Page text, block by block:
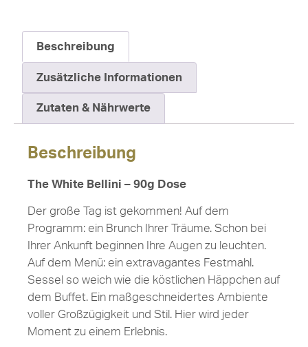
Beschreibung
Zusätzliche Informationen
Zutaten & Nährwerte
Beschreibung
The White Bellini – 90g Dose
Der große Tag ist gekommen! Auf dem
Programm: ein Brunch Ihrer Träume. Schon bei
Ihrer Ankunft beginnen Ihre Augen zu leuchten.
Auf dem Menü: ein extravagantes Festmahl.
Sessel so weich wie die köstlichen Häppchen auf
dem Buffet. Ein maßgeschneidertes Ambiente
voller Großzügigkeit und Stil. Hier wird jeder
Moment zu einem Erlebnis.